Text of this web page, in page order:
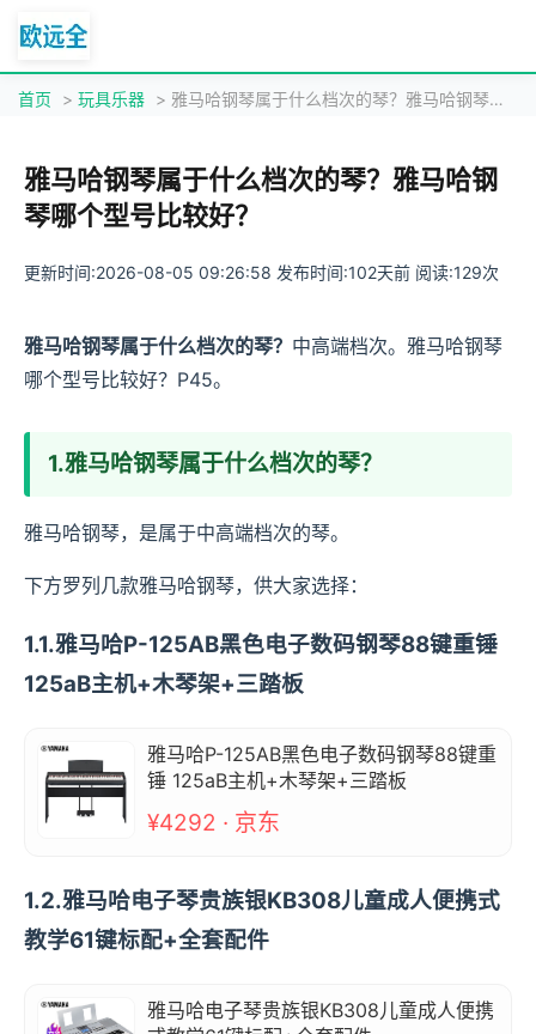
首页 > 玩具乐器 > 雅马哈钢琴属于什么档次的琴？雅马哈钢琴哪个型号比较好？
雅马哈钢琴属于什么档次的琴？雅马哈钢
琴哪个型号比较好？
更新时间:2026-08-05 09:26:58 发布时间:102天前 阅读:129次
雅马哈钢琴属于什么档次的琴？ 中高端档次。雅马哈钢琴
哪个型号比较好？P45。
1.雅马哈钢琴属于什么档次的琴？
雅马哈钢琴，是属于中高端档次的琴。
下方罗列几款雅马哈钢琴，供大家选择：
1.1.雅马哈P-125AB黑色电子数码钢琴88键重锤
125aB主机+木琴架+三踏板
雅马哈P-125AB黑色电子数码钢琴88键重
锤 125aB主机+木琴架+三踏板
¥4292 · 京东
1.2.雅马哈电子琴贵族银KB308儿童成人便携式
教学61键标配+全套配件
雅马哈电子琴贵族银KB308儿童成人便携